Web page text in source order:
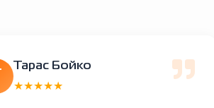
Тарас Бойко
★★★★★